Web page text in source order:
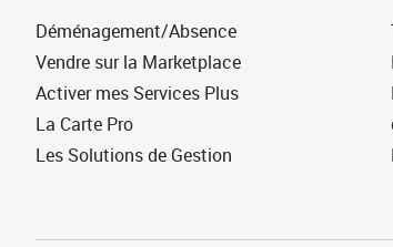
Déménagement/Absence
Vendre sur la Marketplace
Activer mes Services Plus
La Carte Pro
Les Solutions de Gestion